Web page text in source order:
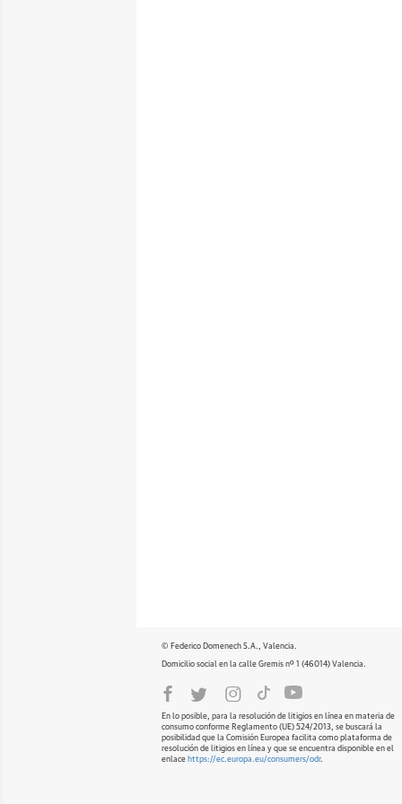
© Federico Domenech S.A., Valencia.
Domicilio social en la calle Gremis nº 1 (46014) Valencia.
En lo posible, para la resolución de litigios en línea en materia de
consumo conforme Reglamento (UE) 524/2013, se buscará la
posibilidad que la Comisión Europea facilita como plataforma de
resolución de litigios en línea y que se encuentra disponible en el
enlace https://ec.europa.eu/consumers/odr.